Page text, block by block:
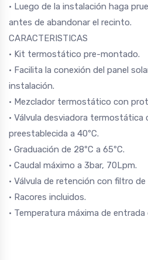
• Luego de la instalación haga
antes de abandonar el recinto.
CARACTERISTICAS
• Kit termostático pre-montado.
• Facilita la conexión del panel
instalación.
• Mezclador termostático con
• Válvula desviadora termostática
preestablecida a 40ºC.
• Graduación de 28ºC a 65ºC.
• Caudal máximo a 3bar, 70Lpm.
• Válvula de retención con filtro
• Racores incluidos.
• Temperatura máxima de entrada